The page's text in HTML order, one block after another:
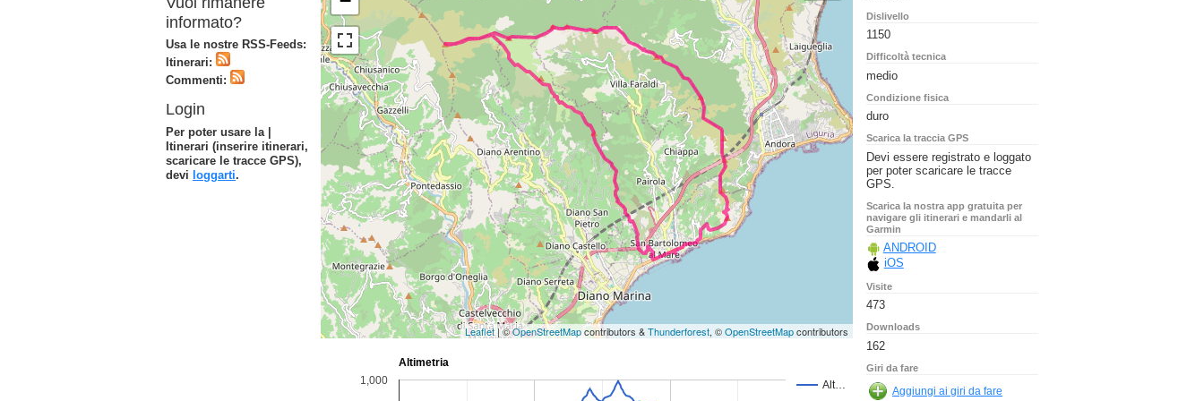
Leaflet| ©OpenStreetMapcontributors &Thunderforest, ©OpenStreetMapcontributors
Dislivello
1150
Difficoltà tecnica
medio
Condizione fisica
duro
Scarica la traccia GPS
Devi essere registrato e loggato
per poter scaricare le tracce
GPS.
Scarica la nostra app gratuita per
navigare gli itinerari e mandarli al
Garmin
ANDROID
iOS
Visite
473
Downloads
162
Giri da fare
informato?
Usa le nostre RSS-Feeds:
Itinerari:
Commenti:
Login
Per poter usare la |
Itinerari (inserire itinerari,
scaricare le tracce GPS),
devi loggarti.